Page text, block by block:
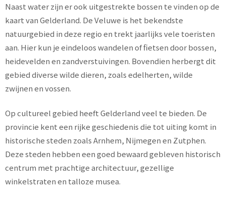
Naast water zijn er ook uitgestrekte bossen te vinden op de
kaart van Gelderland. De Veluwe is het bekendste
natuurgebied in deze regio en trekt jaarlijks vele toeristen
aan. Hier kun je eindeloos wandelen of fietsen door bossen,
heidevelden en zandverstuivingen. Bovendien herbergt dit
gebied diverse wilde dieren, zoals edelherten, wilde
zwijnen en vossen.
Op cultureel gebied heeft Gelderland veel te bieden. De
provincie kent een rijke geschiedenis die tot uiting komt in
historische steden zoals Arnhem, Nijmegen en Zutphen.
Deze steden hebben een goed bewaard gebleven historisch
centrum met prachtige architectuur, gezellige
winkelstraten en talloze musea.